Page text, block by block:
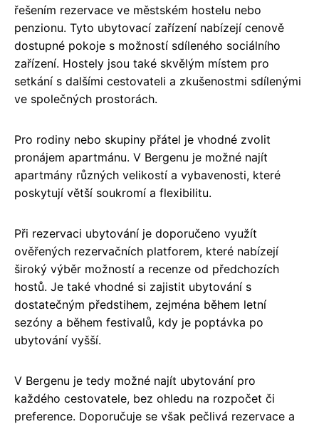
řešením rezervace ve městském hostelu nebo
penzionu. Tyto ubytovací zařízení nabízejí cenově
dostupné pokoje s možností sdíleného sociálního
zařízení. Hostely jsou také skvělým místem pro
setkání s dalšími cestovateli a zkušenostmi sdílenými
ve společných prostorách.
Pro rodiny nebo skupiny přátel je vhodné zvolit
pronájem apartmánu. V Bergenu je možné najít
apartmány různých velikostí a vybavenosti, které
poskytují větší soukromí a flexibilitu.
Při rezervaci ubytování je doporučeno využít
ověřených rezervačních platforem, které nabízejí
široký výběr možností a recenze od předchozích
hostů. Je také vhodné si zajistit ubytování s
dostatečným předstihem, zejména během letní
sezóny a během festivalů, kdy je poptávka po
ubytování vyšší.
V Bergenu je tedy možné najít ubytování pro
každého cestovatele, bez ohledu na rozpočet či
preference. Doporučuje se však pečlivá rezervace a